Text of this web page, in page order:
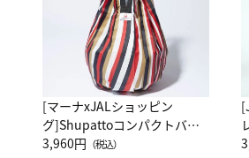
[マーナxJALショッピン
グ]Shupattoコンパクトバッ
グ Drop JAL客室乗務員
3,960円 （税込）